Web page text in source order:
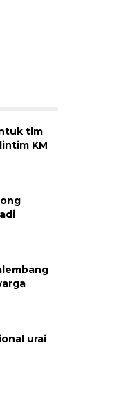
tim
KM
urai